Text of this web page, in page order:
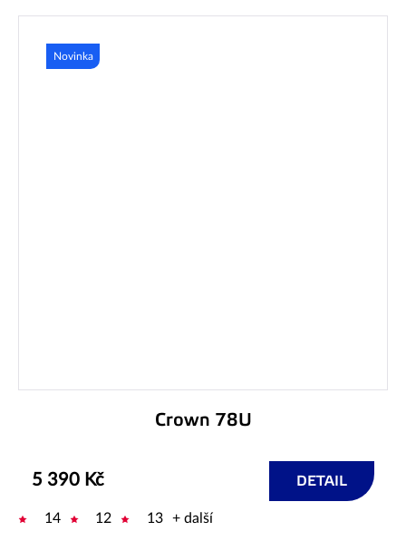
Novinka
Crown 78U
5 390 Kč DETAIL
14 12 13 + další